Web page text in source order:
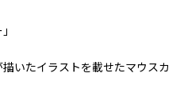
いたイラストを載せたマウスカ